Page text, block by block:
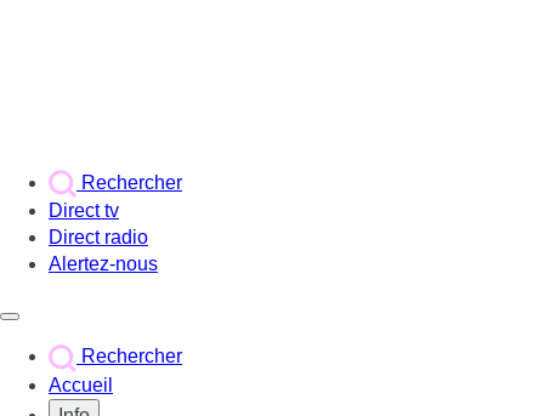
Rechercher
Direct tv
Direct radio
Alertez-nous
Rechercher
Accueil